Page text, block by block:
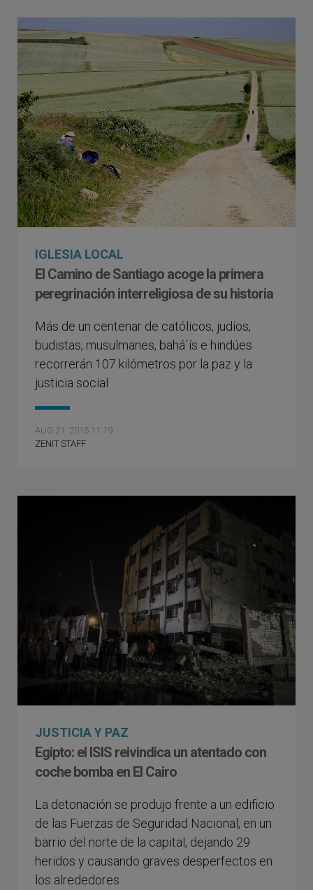
IGLESIA LOCAL
El Camino de Santiago acoge la primera
peregrinación interreligiosa de su historia
Más de un centenar de católicos, judíos,
budistas, musulmanes, bahá´ís e hindúes
recorrerán 107 kilómetros por la paz y la
justicia social
AUG 21, 2015 11:19
ZENIT STAFF
JUSTICIA Y PAZ
Egipto: el ISIS reivindica un atentado con
coche bomba en El Cairo
La detonación se produjo frente a un edificio
de las Fuerzas de Seguridad Nacional, en un
barrio del norte de la capital, dejando 29
heridos y causando graves desperfectos en
los alrededores